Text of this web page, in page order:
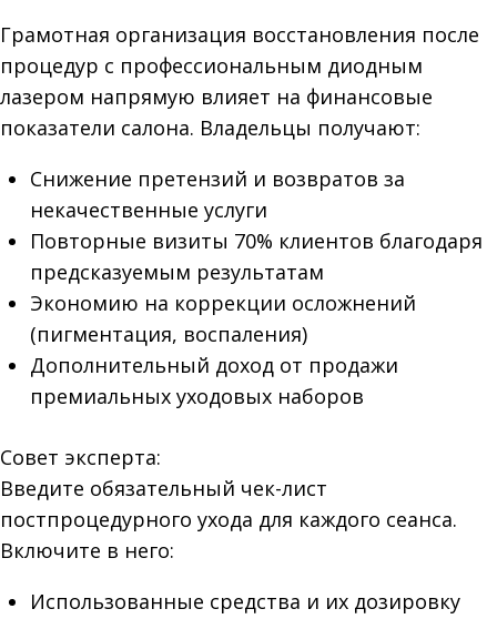
Грамотная организация восстановления после
процедур с профессиональным диодным
лазером напрямую влияет на финансовые
показатели салона. Владельцы получают:
Снижение претензий и возвратов за
некачественные услуги
Повторные визиты 70% клиентов благодаря
предсказуемым результатам
Экономию на коррекции осложнений
(пигментация, воспаления)
Дополнительный доход от продажи
премиальных уходовых наборов
Совет эксперта:
Введите обязательный чек-лист
постпроцедурного ухода для каждого сеанса.
Включите в него:
Использованные средства и их дозировку